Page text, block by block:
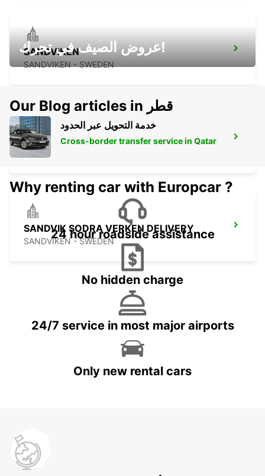
SANDVIKEN
SANDVIKEN - SWEDEN
AVESTA KRYLBO TRAINSTATION
KRYLBO - SWEDEN
SANDVIK SODRA VERKEN DELIVERY
SANDVIKEN - SWEDEN
عروض الصيف في تحرك!
Our Blog articles in قطر
خدمة التحويل عبر الحدود
Cross-border transfer service in Qatar
Why renting car with Europcar ?
24 hour roadside assistance
No hidden charge
24/7 service in most major airports
Only new rental cars